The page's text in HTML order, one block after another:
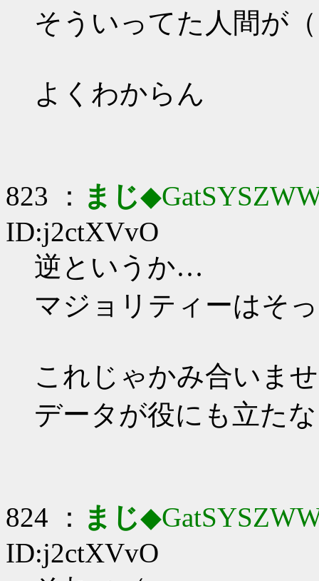
そういってた人間が
よくわからん
823 ： まじ
ID:j2ctXVvO
逆というか…
マジョリティーはそ
これじゃかみ合いま
データが役にも立た
824 ： まじ
ID:j2ctXVvO